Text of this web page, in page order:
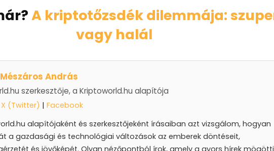
A kriptotőzsdék dilemmája:
vagy halál
Mészáros András
szerkesztője, a Kriptoworld.hu alapítója
X (Twitter) | Facebook
alapítójaként és szerkesztőjeként írásaiban azt vizsgálom, hogyan
a gazdasági és technológiai változások az emberek döntéseit,